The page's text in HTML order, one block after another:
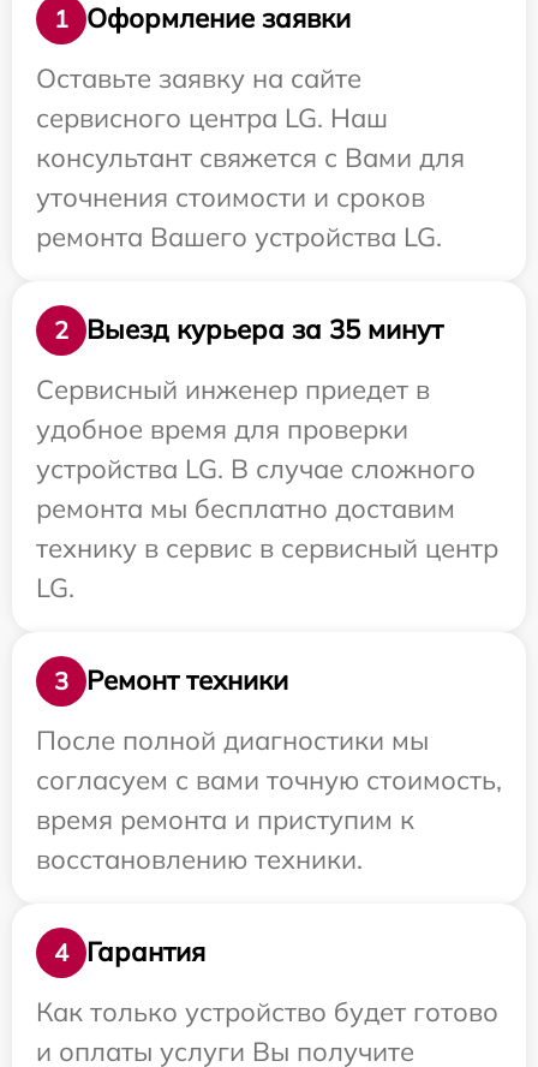
1
Оформление заявки
Оставьте заявку на сайте
сервисного центра LG. Наш
консультант свяжется с Вами для
уточнения стоимости и сроков
ремонта Вашего устройства LG.
2
Выезд курьера за 35 минут
Сервисный инженер приедет в
удобное время для проверки
устройства LG. В случае сложного
ремонта мы бесплатно доставим
технику в сервис в сервисный центр
LG.
3
Ремонт техники
После полной диагностики мы
согласуем с вами точную стоимость,
время ремонта и приступим к
восстановлению техники.
4
Гарантия
Как только устройство будет готово
и оплаты услуги Вы получите